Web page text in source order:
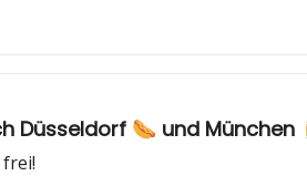
Düsseldorf 🌭 und München